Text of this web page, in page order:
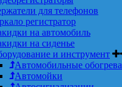
для телефонов
регистратор
на автомобиль
на сиденье
и инструмент
Автомобильные
Автомойки